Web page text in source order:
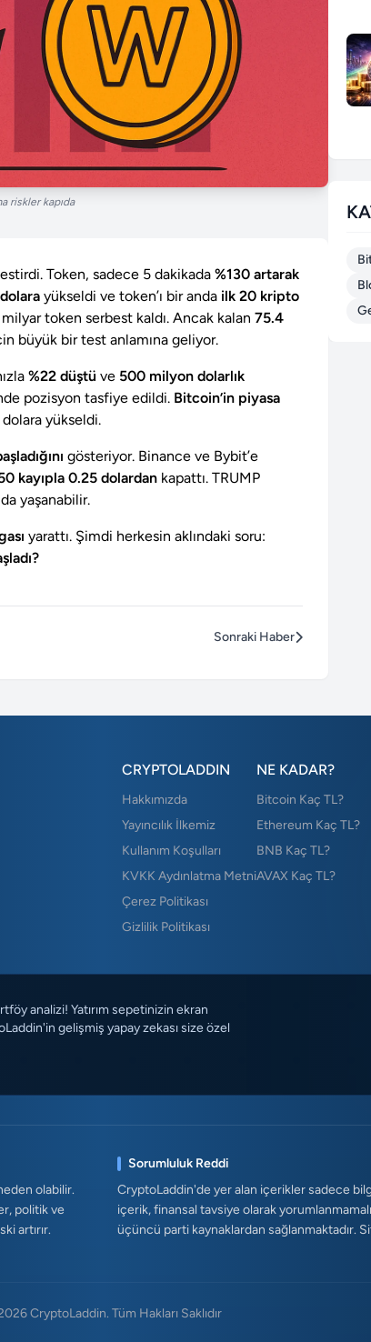
riskler kapıda
Token, sadece 5 dakikada %130 artarak
yükseldi ve token’ı bir anda ilk 20 kripto
token serbest kaldı. Ancak kalan 75.4
büyük bir test anlamına geliyor.
%22 düştü ve 500 milyon dolarlık
pozisyon tasfiye edildi. Bitcoin’in piyasa
yükseldi.
gösteriyor. Binance ve Bybit’e
kayıpla 0.25 dolardan kapattı. TRUMP
yaşanabilir.
yarattı. Şimdi herkesin aklındaki soru:
Sonraki Haber
CRYPTOLADDIN
Hakkımızda
Yayıncılık İlkemiz
Kullanım Koşulları
KVKK Aydınlatma Metni
Çerez Politikası
Gizlilik Politikası
NE KADAR?
Bitcoin Kaç TL?
Ethereum Kaç TL?
BNB Kaç TL?
AVAX Kaç TL?
analizi! Yatırım sepetinizin ekran
gelişmiş yapay zekası size özel
olabilir.
politik ve
artırır.
Sorumluluk Reddi
CryptoLaddin'de yer alan içerikler sadece
içerik, finansal tavsiye olarak
üçüncü parti kaynaklardan sağlanmaktadır.
CryptoLaddin. Tüm Hakları Saklıdır